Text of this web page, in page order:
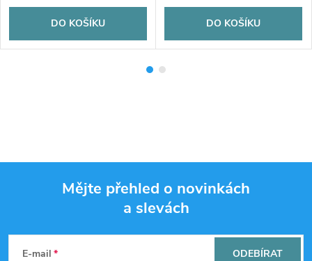
DO KOŠÍKU DO KOŠÍKU
Mějte přehled o novinkách
a slevách
E-mail ODEBÍRAT